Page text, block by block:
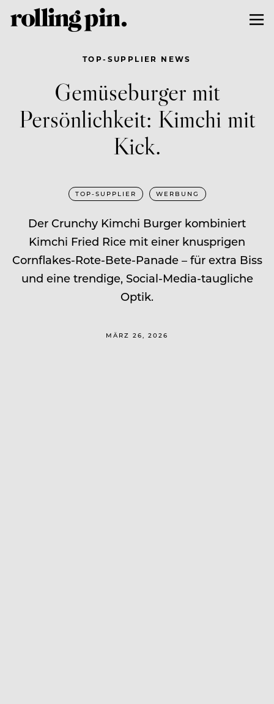
TOP-SUPPLIER NEWS
Gemüseburger mit
Persönlichkeit: Kimchi mit
Kick.
TOP-SUPPLIER WERBUNG
Der Crunchy Kimchi Burger kombiniert
Kimchi Fried Rice mit einer knusprigen
Cornflakes-Rote-Bete-Panade – für extra Biss
und eine trendige, Social-Media-taugliche
Optik.
MÄRZ 26, 2026